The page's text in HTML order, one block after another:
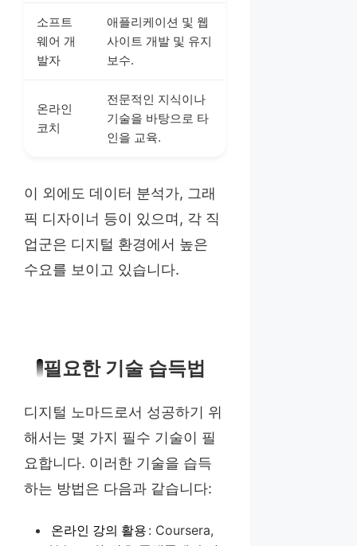
소프트
웨어 개
발자
애플리케이션 및 웹
사이트 개발 및 유지
보수.
온라인
코치
전문적인 지식이나
기술을 바탕으로 타
인을 교육.
이 외에도 데이터 분석가, 그래
픽 디자이너 등이 있으며, 각 직
업군은 디지털 환경에서 높은
수요를 보이고 있습니다.
필요한 기술 습득법
디지털 노마드로서 성공하기 위
해서는 몇 가지 필수 기술이 필
요합니다. 이러한 기술을 습득
하는 방법은 다음과 같습니다:
온라인 강의 활용 : Coursera,